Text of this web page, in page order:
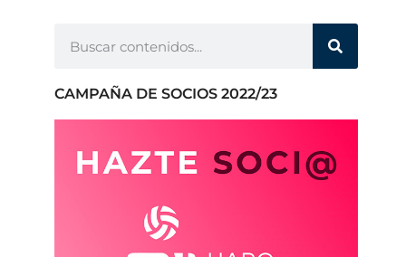
CAMPAÑA DE SOCIOS 2022/23